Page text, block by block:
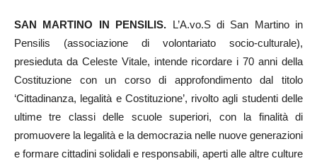
SAN MARTINO IN PENSILIS. L’A.vo.S di San Martino in
Pensilis (associazione di volontariato socio-culturale),
presieduta da Celeste Vitale, intende ricordare i 70 anni della
Costituzione con un corso di approfondimento dal titolo
‘Cittadinanza, legalità e Costituzione’, rivolto agli studenti delle
ultime tre classi delle scuole superiori, con la finalità di
promuovere la legalità e la democrazia nelle nuove generazioni
e formare cittadini solidali e responsabili, aperti alle altre culture